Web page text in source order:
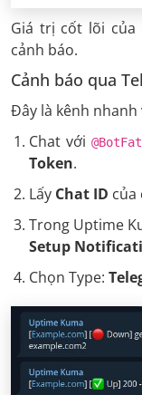
Giá trị cốt lõi của
cảnh báo.
Cảnh báo qua
Đây là kênh
Chat với
Token.
Lấy Chat ID của
Trong Uptime
Setup
Chọn Type: